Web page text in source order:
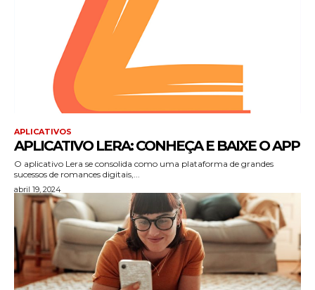
APLICATIVOS
APLICATIVO LERA: CONHEÇA E BAIXE O APP
O aplicativo Lera se consolida como uma plataforma de grandes
sucessos de romances digitais,...
abril 19, 2024